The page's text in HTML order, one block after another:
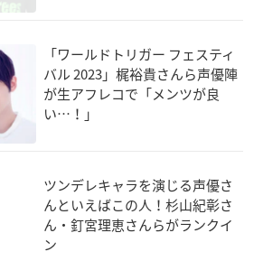
FAIRY TAIL(第2期)
ハッピー
GO-GO たまごっち!
まめっち
「ワールドトリガー フェスティ
バル 2023」梶裕貴さんら声優陣
が生アフレコで「メンツが良
い…！」
ツンデレキャラを演じる声優さ
んといえばこの人！杉山紀彰さ
ん・釘宮理恵さんらがランクイ
ン